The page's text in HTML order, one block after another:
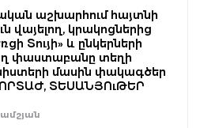
աշխարհում հայտնի
վայելող, կրակոցներից
Տույի» և ընկերների
փաստաբանը տեղի
մասին փակագծեր
ՏԵՍԱՆՅՈւԹԵՐ